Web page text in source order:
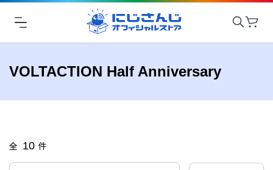
VOLTACTION Half Anniversary
全 10 件